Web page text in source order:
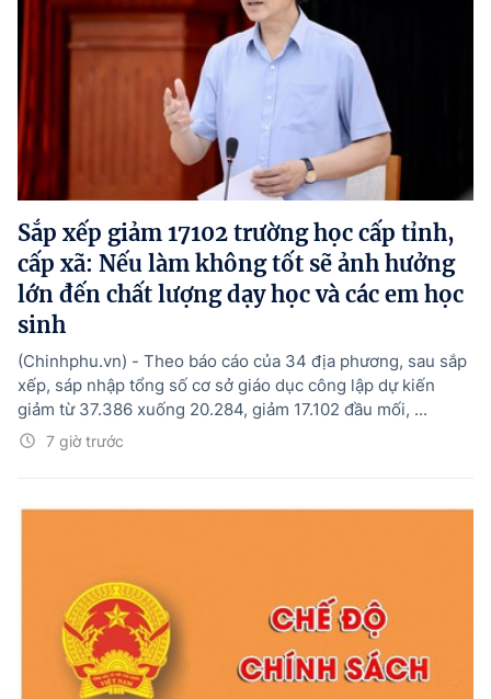
Sắp xếp giảm 17102 trường học cấp tỉnh,
cấp xã: Nếu làm không tốt sẽ ảnh hưởng
lớn đến chất lượng dạy học và các em học
sinh
7 giờ trước
(Chinhphu.vn) - Theo báo cáo của 34 địa phương, sau sắp
xếp, sáp nhập tổng số cơ sở giáo dục công lập dự kiến
giảm từ 37.386 xuống 20.284, giảm 17.102 đầu mối, ...